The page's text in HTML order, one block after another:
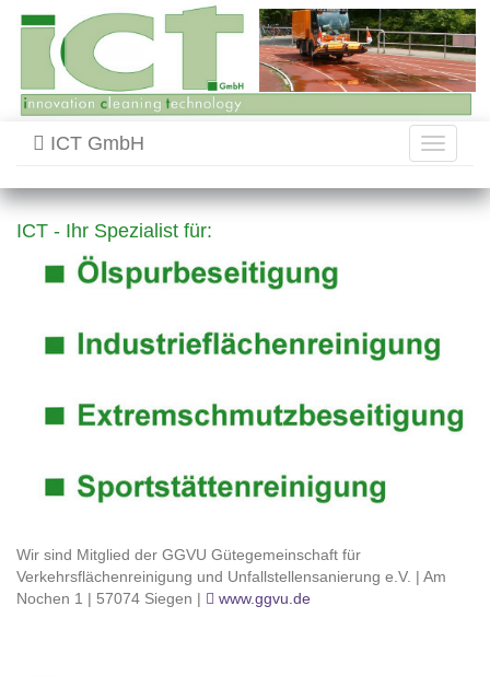
Toggle
ICT GmbH
ICT - Ihr Spezialist für:
Wir sind Mitglied der GGVU Gütegemeinschaft für
Verkehrsflächenreinigung und Unfallstellensanierung e.V. | Am
Nochen 1 | 57074 Siegen |
www.ggvu.de